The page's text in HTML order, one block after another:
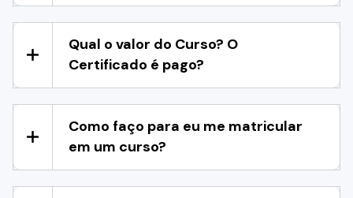
Qual o valor do Curso? O
Certificado é pago?
Como faço para eu me matricular
em um curso?